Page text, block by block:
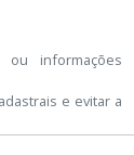
ou informações
e evitar a